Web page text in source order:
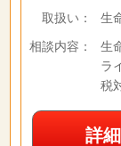
取扱い： 生
相談内容：
生
ラ
税
詳